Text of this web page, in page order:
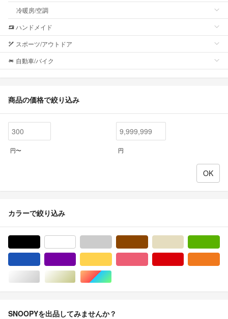
冷暖房/空調
ハンドメイド
スポーツ/アウトドア
自動車/バイク
商品の価格で絞り込み
円〜 円
カラーで絞り込み
シルバー/銀色系ゴールド/金色系マルチカラー
SNOOPYを出品してみませんか？